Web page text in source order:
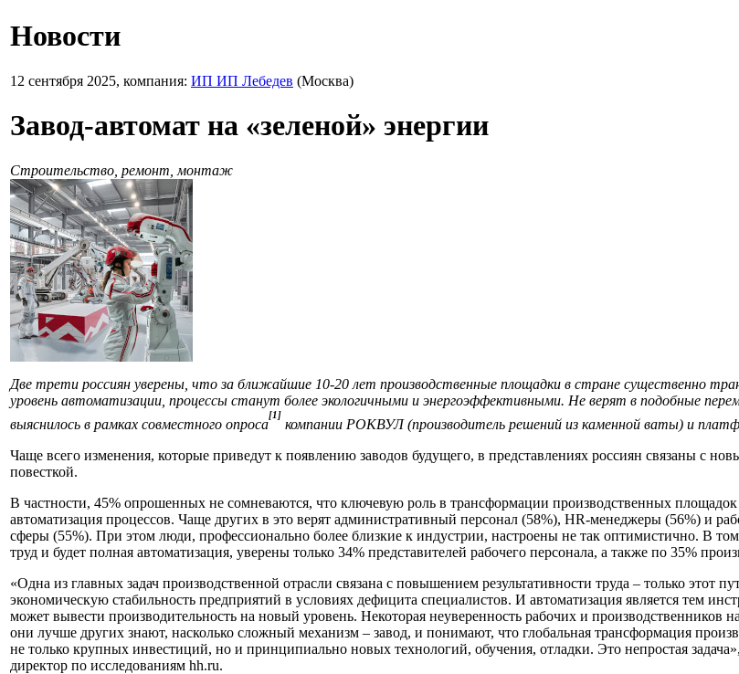
Новости
12 сентября 2025, компания: ИП ИП Лебедев (Москва)
Завод-автомат на «зеленой» энергии
Строительство, ремонт, монтаж
Две трети россиян уверены, что за ближайшие 10-20 лет производственные площадки в стране существенно
уровень автоматизации, процессы станут более экологичными и энергоэффективными. Не верят в подобные
выяснилось в рамках совместного опроса
[1]
компании РОКВУЛ (производитель решений из каменной ваты) и
Чаще всего изменения, которые приведут к появлению заводов будущего, в представлениях россиян связаны с
повесткой.
В частности, 45% опрошенных не сомневаются, что ключевую роль в трансформации производственных
автоматизация процессов. Чаще других в это верят административный персонал (58%), HR-менеджеры (56%) и
сферы (55%). При этом люди, профессионально более близкие к индустрии, настроены не так оптимистично. В
труд и будет полная автоматизация, уверены только 34% представителей рабочего персонала, а также по 35%
«Одна из главных задач производственной отрасли связана с повышением результативности труда – только этот
экономическую стабильность предприятий в условиях дефицита специалистов. И автоматизация является тем
может вывести производительность на новый уровень. Некоторая неуверенность рабочих и производственников
они лучше других знают, насколько сложный механизм – завод, и понимают, что глобальная трансформация
не только крупных инвестиций, но и принципиально новых технологий, обучения, отладки. Это непростая
директор по исследованиям hh.ru.